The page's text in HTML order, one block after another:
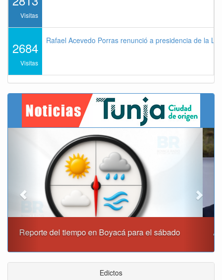
Visitas
2684
Visitas
Rafael Acevedo Porras renunció a presidencia de la
Alcaldía de Tunja y Gobernación de Boyacá firmaron
Next
Edictos